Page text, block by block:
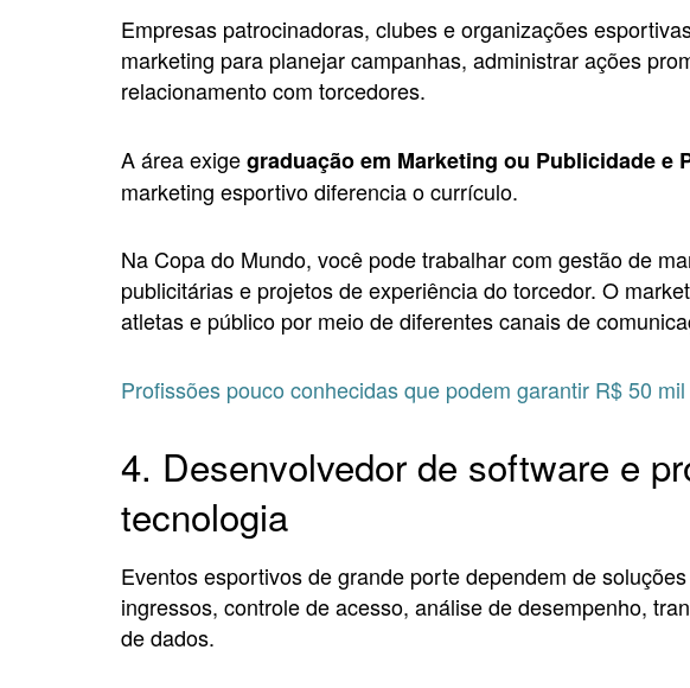
Empresas patrocinadoras, clubes e organizações
marketing para planejar campanhas, administrar ações
relacionamento com torcedores.
A área exigegraduação em Marketing ou Publicidade e
marketing esportivo diferencia o currículo.
Na Copa do Mundo, você pode trabalhar com gestão de
publicitárias e projetos de experiência do torcedor. O
atletas e público por meio de diferentes canais de
Profissões pouco conhecidas que podem garantir R$ 50
4. Desenvolvedor de software e
tecnologia
Eventos esportivos de grande porte dependem de
ingressos, controle de acesso, análise de desempenho,
de dados.